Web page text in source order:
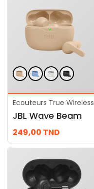
Ecouteurs True Wireless
JBL Wave Beam
249,00 TND